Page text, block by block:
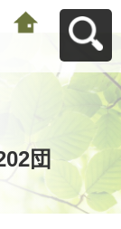
団